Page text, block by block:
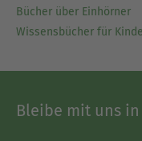
Bücher über Einhörner
Wissensbücher für
Bleibe mit uns